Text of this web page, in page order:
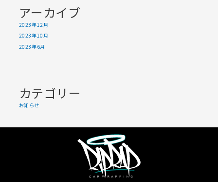
アーカイブ
2023年12月
2023年10月
2023年6月
カテゴリー
お知らせ